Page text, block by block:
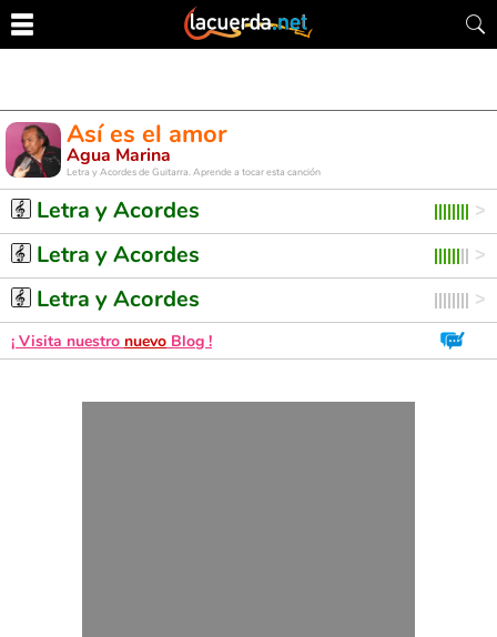
Así es el amor
Agua Marina
Letra y Acordes de Guitarra. Aprende a tocar esta canción
Letra y Acordes
Letra y Acordes
Letra y Acordes
¡ Visita nuestro nuevo Blog !